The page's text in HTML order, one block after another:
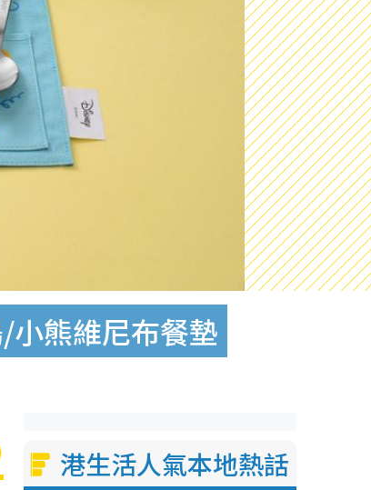
小熊維尼布餐墊
港生活人氣本地熱話